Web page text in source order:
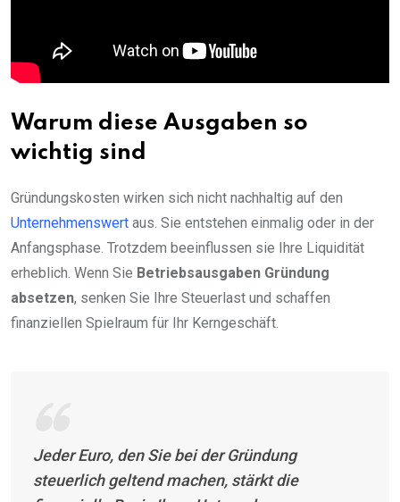
Warum diese Ausgaben so
wichtig sind
Gründungskosten wirken sich nicht nachhaltig auf den
Unternehmenswert aus. Sie entstehen einmalig oder in der
Anfangsphase. Trotzdem beeinflussen sie Ihre Liquidität
erheblich. Wenn Sie Betriebsausgaben Gründung
absetzen, senken Sie Ihre Steuerlast und schaffen
finanziellen Spielraum für Ihr Kerngeschäft.
Jeder Euro, den Sie bei der Gründung
steuerlich geltend machen, stärkt die